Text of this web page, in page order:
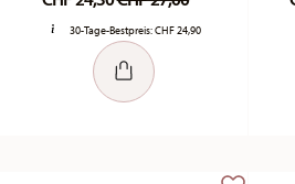
30-Tage-Bestpreis:CHF 24,90